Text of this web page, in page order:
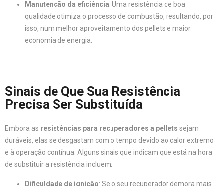
Manutenção da eficiência: Uma resistência de boa
qualidade otimiza o processo de combustão, resultando, por
isso, num melhor aproveitamento dos pellets e maior
economia de energia.
Sinais de Que Sua Resistência
Precisa Ser Substituída
Embora as resistências para recuperadores a pellets sejam
duráveis, elas se desgastam com o tempo devido ao calor extremo
e à operação contínua. Alguns sinais que indicam que está na hora
de substituir a resistência incluem:
Dificuldade de ignição: Se o seu recuperador demora mais